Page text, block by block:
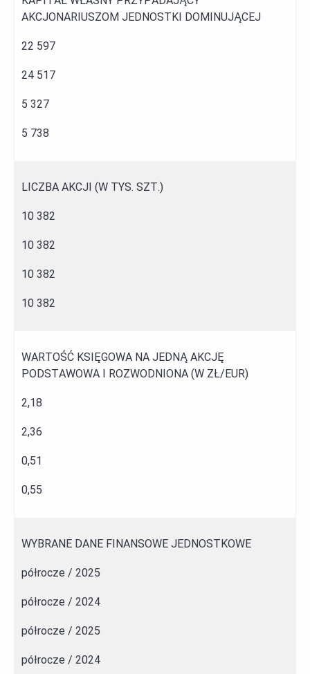
AKCJONARIUSZOM JEDNOSTKI DOMINUJĄCEJ
22 597
24 517
5 327
5 738
LICZBA AKCJI (W TYS. SZT.)
10 382
10 382
10 382
10 382
WARTOŚĆ KSIĘGOWA NA JEDNĄ AKCJĘ
PODSTAWOWA I ROZWODNIONA (W ZŁ/EUR)
2,18
2,36
0,51
0,55
WYBRANE DANE FINANSOWE JEDNOSTKOWE
półrocze / 2025
półrocze / 2024
półrocze / 2025
półrocze / 2024